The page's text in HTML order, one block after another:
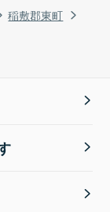
稲敷郡東町